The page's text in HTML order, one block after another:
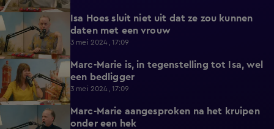
0:44
Isa Hoes sluit niet uit dat ze zou kunnen
daten met een vrouw
3 mei 2024, 17:09
0:29
Marc-Marie is, in tegenstelling tot Isa, wel
een bedligger
3 mei 2024, 17:09
Marc-Marie aangesproken na het kruipen
onder een hek